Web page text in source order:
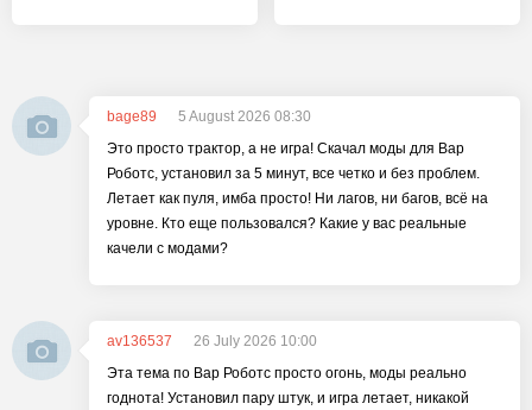
bage89
5 August 2026 08:30
Это просто трактор, а не игра! Скачал моды для Вар
Роботс, установил за 5 минут, все четко и без проблем.
Летает как пуля, имба просто! Ни лагов, ни багов, всё на
уровне. Кто еще пользовался? Какие у вас реальные
качели с модами?
av136537
26 July 2026 10:00
Эта тема по Вар Роботс просто огонь, моды реально
годнота! Установил пару штук, и игра летает, никакой